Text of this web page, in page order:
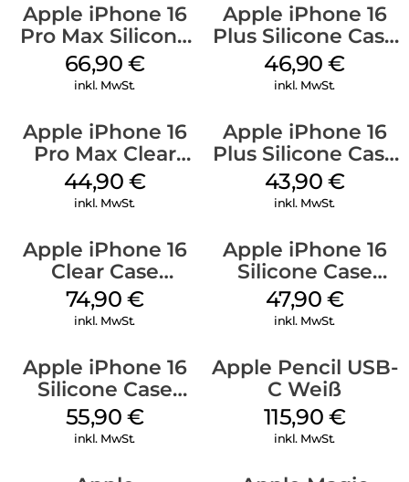
Apple iPhone 16
Pro Max Silicone
Case MagSafe
Black
66,90 €
inkl. MwSt.
Apple iPhone 16
Plus Silicone Case
MagSafe Stone
Gray
46,90€
inkl. MwSt.
Apple iPhone 16
Pro Max Clear
Case MagSafe
Transparent
44,90 €
inkl. MwSt.
Apple iPhone 16
Plus Silicone Case
MagSafe Black
43,90 €
inkl. MwSt.
Apple iPhone 16
Clear Case
MagSafe
Transparent
74,90 €
inkl. MwSt.
Apple iPhone 16
Silicone Case
MagSafe Fuchsia
47,90 €
inkl. MwSt.
Apple iPhone 16
Silicone Case
MagSafe Plum
55,90 €
inkl. MwSt.
Apple Pencil USB-
C Weiß
115,90 €
inkl. MwSt.